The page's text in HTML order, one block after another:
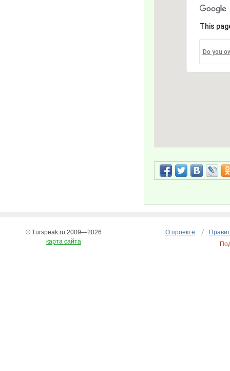
This
Do you
О проекте
© Turspeak.ru 2009—2026
карта сайта